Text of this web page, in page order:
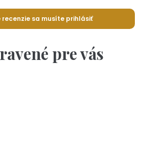
recenzie sa musíte prihlásiť
pre vás